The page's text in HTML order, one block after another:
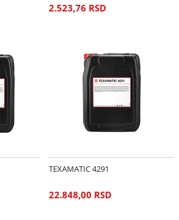
2.523,76 RSD
TEXAMATIC 4291
22.848,00 RSD